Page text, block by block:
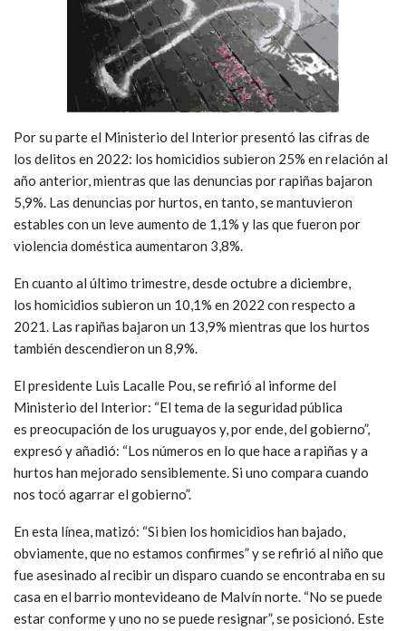
Por su parte el Ministerio del Interior presentó las cifras de
los delitos en 2022: los homicidios subieron 25% en relación al
año anterior, mientras que las denuncias por rapiñas bajaron
5,9%. Las denuncias por hurtos, en tanto, se mantuvieron
estables con un leve aumento de 1,1% y las que fueron por
violencia doméstica aumentaron 3,8%.
En cuanto al último trimestre, desde octubre a diciembre,
los homicidios subieron un 10,1% en 2022 con respecto a
2021. Las rapiñas bajaron un 13,9% mientras que los hurtos
también descendieron un 8,9%.
El presidente Luis Lacalle Pou, se refirió al informe del
Ministerio del Interior: “El tema de la seguridad pública
es preocupación de los uruguayos y, por ende, del gobierno”,
expresó y añadió: “Los números en lo que hace a rapiñas y a
hurtos han mejorado sensiblemente. Si uno compara cuando
nos tocó agarrar el gobierno”.
En esta línea, matizó: “Si bien los homicidios han bajado,
obviamente, que no estamos confirmes” y se refirió al niño que
fue asesinado al recibir un disparo cuando se encontraba en su
casa en el barrio montevideano de Malvín norte. “No se puede
estar conforme y uno no se puede resignar”, se posicionó. Este